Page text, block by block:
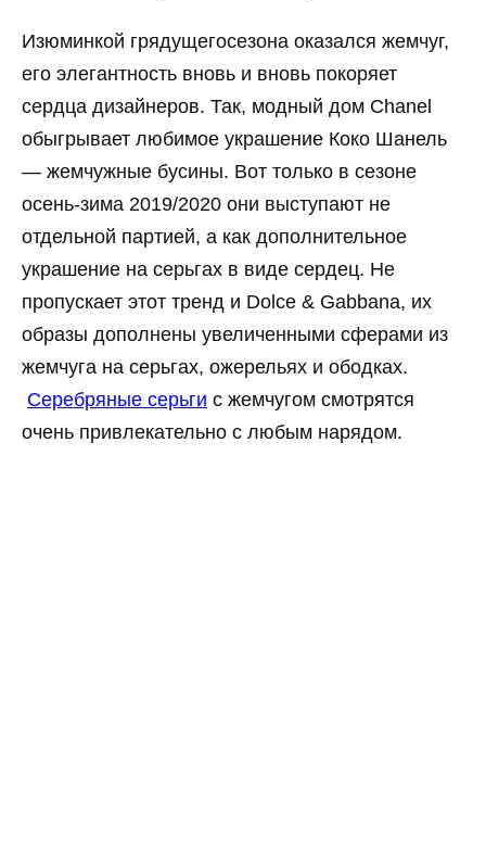
Изюминкой грядущегосезона оказался жемчуг,
его элегантность вновь и вновь покоряет
сердца дизайнеров. Так, модный дом Chanel
обыгрывает любимое украшение Коко Шанель
— жемчужные бусины. Вот только в сезоне
осень-зима 2019/2020 они выступают не
отдельной партией, а как дополнительное
украшение на серьгах в виде сердец. Не
пропускает этот тренд и Dolce & Gabbana, их
образы дополнены увеличенными сферами из
жемчуга на серьгах, ожерельях и ободках.
Серебряные серьги с жемчугом смотрятся
очень привлекательно с любым нарядом.